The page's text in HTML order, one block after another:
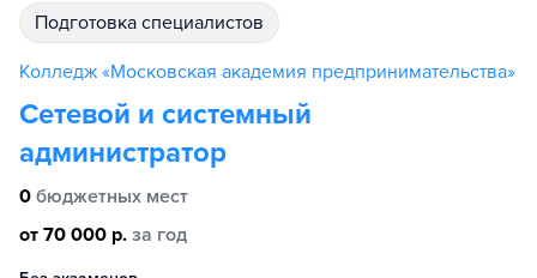
подготовка специалистов
Колледж «Московская академия предпринимательства»
Сетевой и системный
администратор
0 бюджетных мест
от 70 000 р. за год